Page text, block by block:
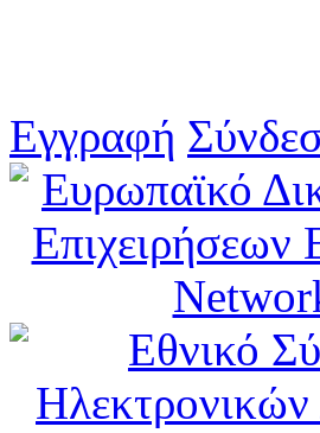
Εγγραφή